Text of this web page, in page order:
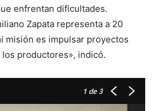
enfrentan dificultades.
Zapata representa a 20
misión es impulsar proyectos
productores», indicó.
1 de 3